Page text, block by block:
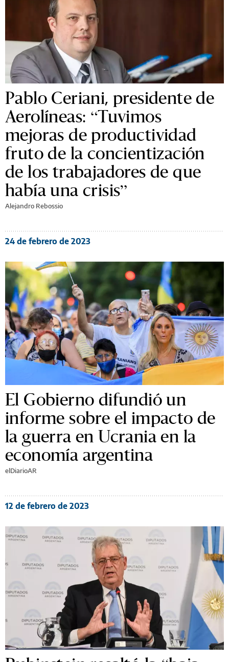
Pablo Ceriani, presidente de
Aerolíneas: “Tuvimos
mejoras de productividad
fruto de la concientización
de los trabajadores de que
había una crisis”
Alejandro Rebossio
24 de febrero de 2023
El Gobierno difundió un
informe sobre el impacto de
la guerra en Ucrania en la
economía argentina
elDiarioAR
12 de febrero de 2023